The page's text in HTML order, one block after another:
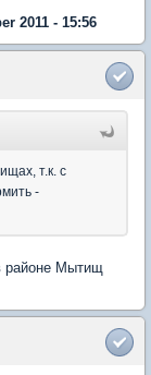
2011 - 15:56
т.к. с
-
районе Мытищ